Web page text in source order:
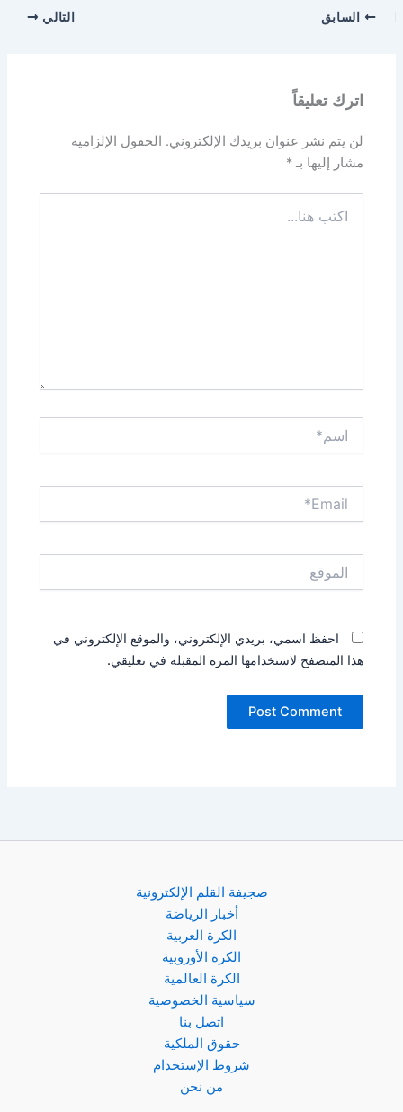
السابق التالي
اترك تعليقاً
لن يتم نشر عنوان بريدك الإلكتروني. الحقول الإلزامية
مشار إليها بـ*
هنا...
احفظ اسمي، بريدي الإلكتروني، والموقع الإلكتروني في
هذا المتصفح لاستخدامها المرة المقبلة في تعليقي.
صجيفة القلم الإلكترونية
أخبار الرياضة
الكرة العربية
الكرة الأوروبية
الكرة العالمية
سياسية الخصوصية
اتصل بنا
حقوق الملكية
شروط الإستخدام
من نحن